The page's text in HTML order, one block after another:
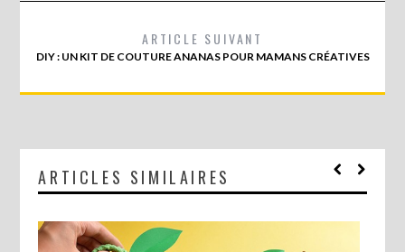
ARTICLE SUIVANT
DIY : UN KIT DE COUTURE ANANAS POUR MAMANS CRÉATIVES
ARTICLES SIMILAIRES